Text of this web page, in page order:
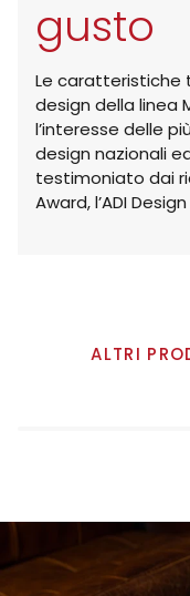
gusto
Le caratteristiche
design della linea
l’interesse delle
design nazionali
testimoniato dai
Award, l’ADI
ALTRI